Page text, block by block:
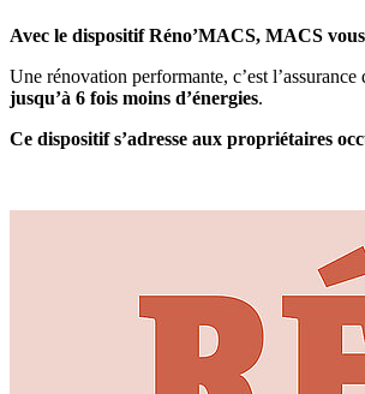
Avec le dispositif Réno’MACS, MACS
Une rénovation performante, c’est
jusqu’à 6 fois moins d’énergies.
Ce dispositif s’adresse aux propriétaires